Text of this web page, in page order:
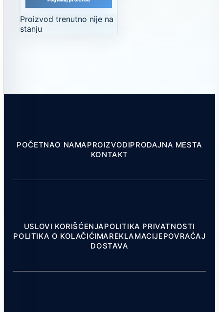
Proizvod trenutno nije na
stanju
POČETNAO NAMAPROIZVODIPRODAJNA MESTA
KONTAKT
USLOVI KORIŠĆENJAPOLITIKA PRIVATNOSTI
POLITIKA O KOLAČIĆIMAREKLAMACIJEPOVRAĆAJ
DOSTAVA